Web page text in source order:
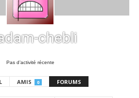
chebli
Pas d’activité récente
AMIS 0 FORUMS